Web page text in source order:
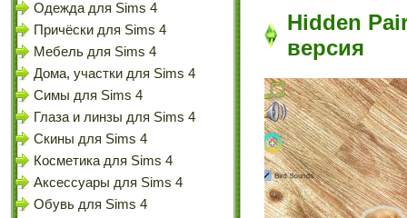
Одежда для Sims 4
Причёски для Sims 4
Мебель для Sims 4
Дома, участки для Sims 4
Симы для Sims 4
Глаза и линзы для Sims 4
Скины для Sims 4
Косметика для Sims 4
Аксессуары для Sims 4
Обувь для Sims 4
Hidden
версия